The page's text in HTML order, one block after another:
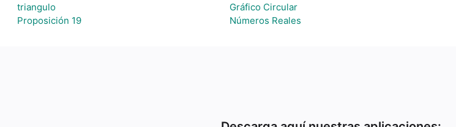
triangulo
Proposición 19
Gráfico Circular
Números Reales